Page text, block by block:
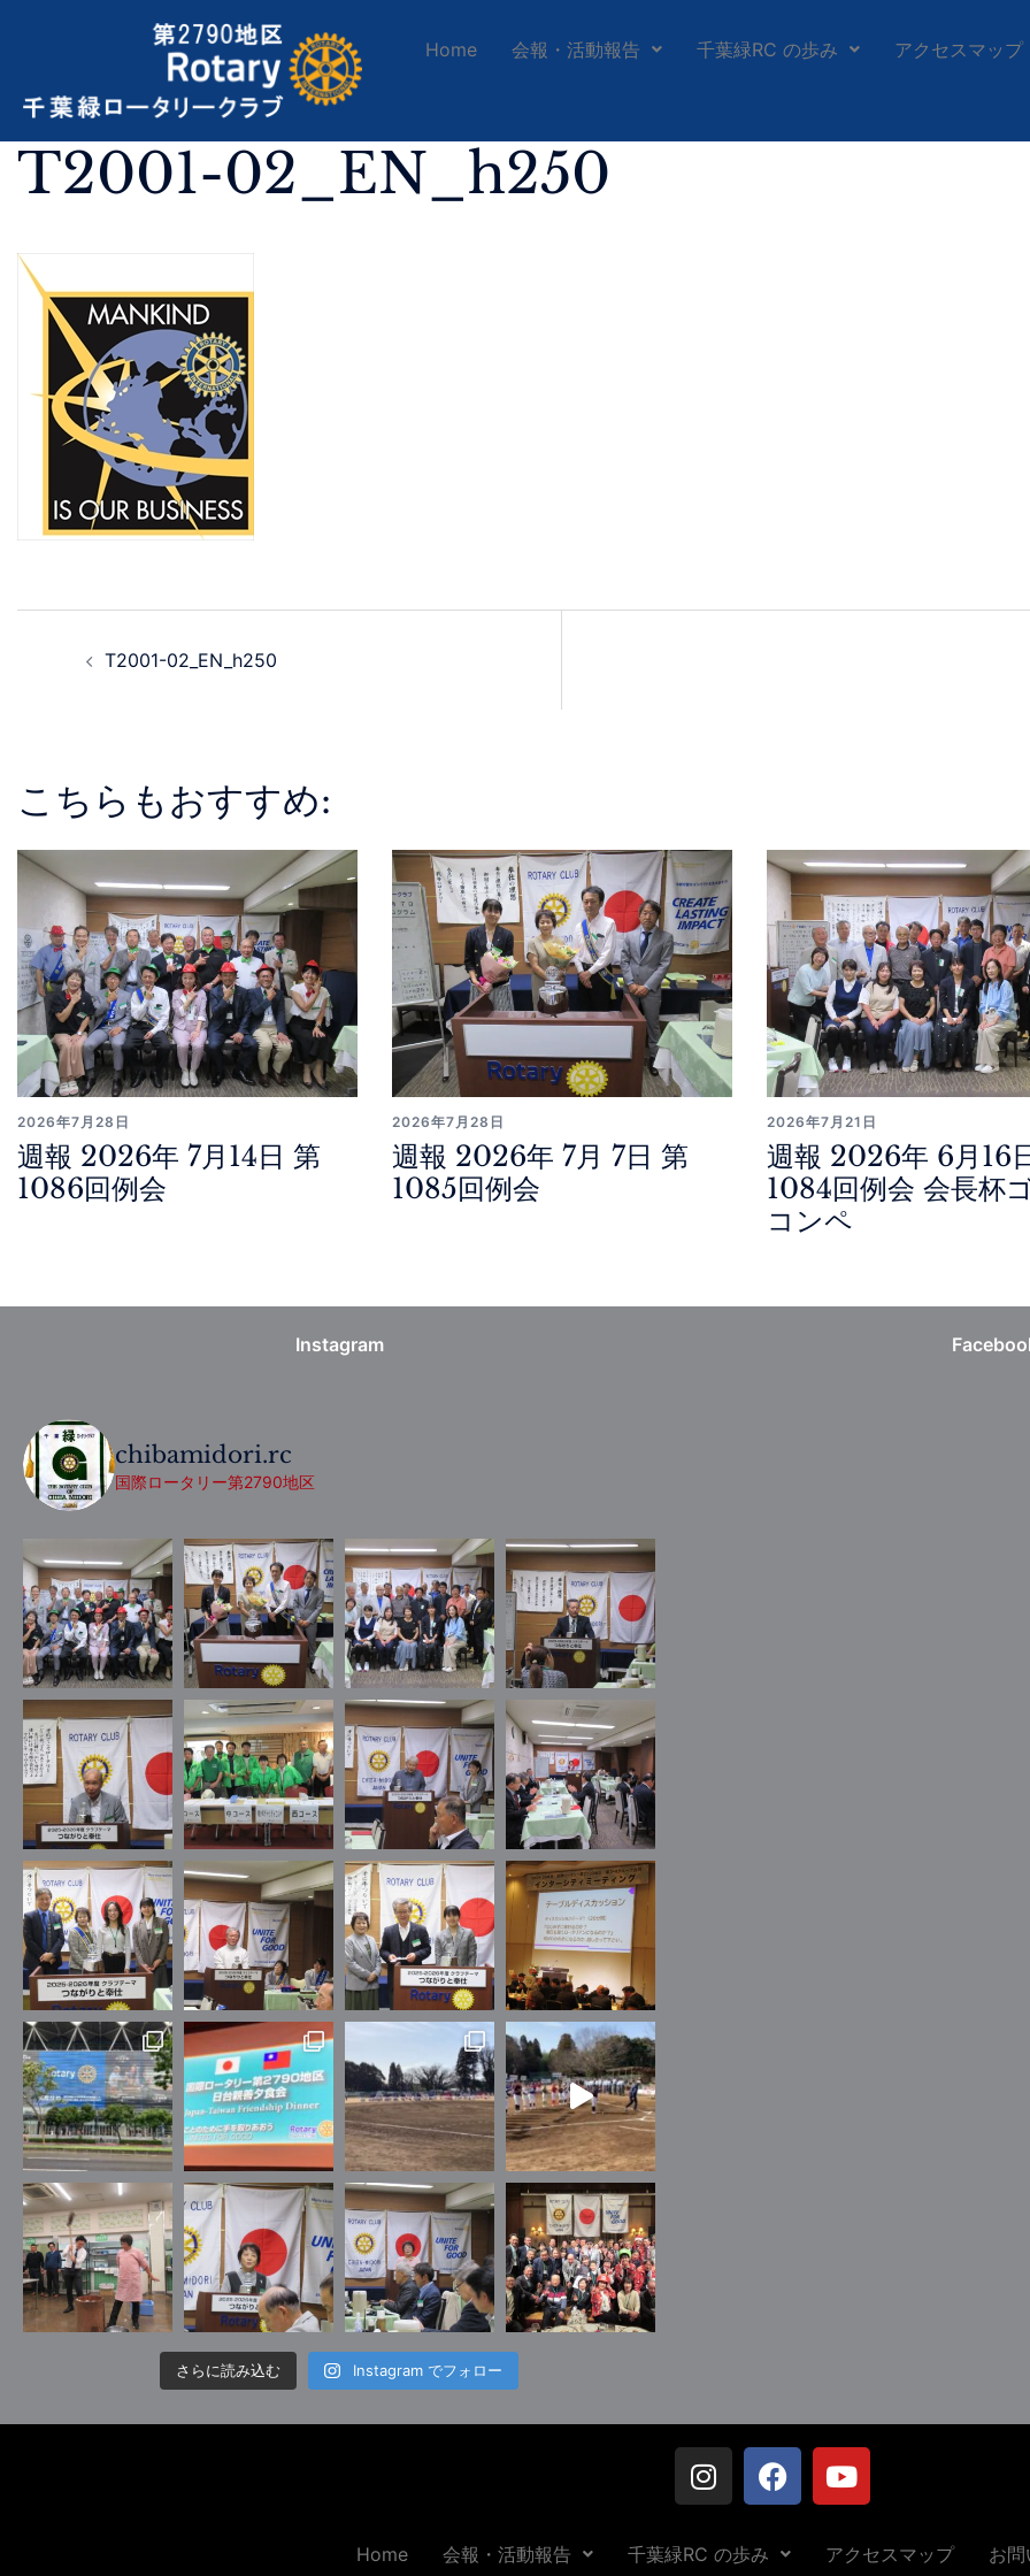
Home 会報・活動報告 千葉緑RC の歩み アクセスマップ
T2001-02_EN_h250
T2001-02_EN_h250
こちらもおすすめ:
2026年7月28日
週報 2026年 7月14日 第
1086回例会
2026年7月28日
週報 2026年 7月 7日 第
1085回例会
2026年7月21日
週報 2026年 6月16
1084回例会 会長杯
コンペ
Instagram
chibamidori.rc
国際ロータリー第2790地区
さらに読み込む Instagram でフォロー
Home 会報・活動報告 千葉緑RC の歩み アクセスマップ お